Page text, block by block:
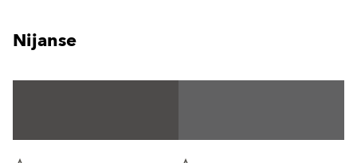
Nijanse